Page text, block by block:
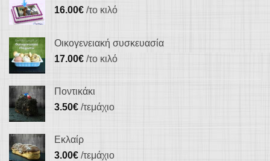
16.00€ /το κιλό
Οικογενειακή συσκευασία
17.00€ /το κιλό
Ποντικάκι
3.50€ /τεμάχιο
Εκλαίρ
3.00€ /τεμάχιο